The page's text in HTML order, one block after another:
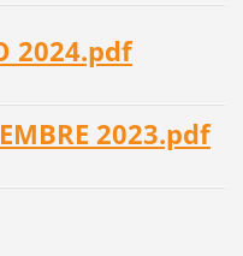
2024.pdf
2023.pdf